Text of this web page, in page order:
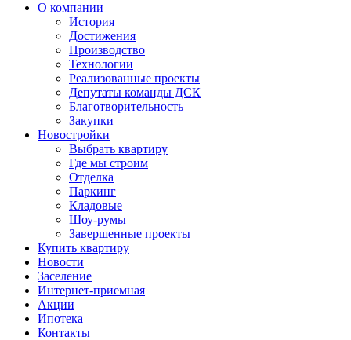
О компании
История
Достижения
Производство
Технологии
Реализованные проекты
Депутаты команды ДСК
Благотворительность
Закупки
Новостройки
Выбрать квартиру
Где мы строим
Отделка
Паркинг
Кладовые
Шоу-румы
Завершенные проекты
Купить квартиру
Новости
Заселение
Интернет-приемная
Акции
Ипотека
Контакты